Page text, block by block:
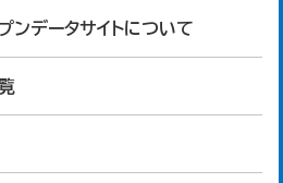
ンデータサイトについて